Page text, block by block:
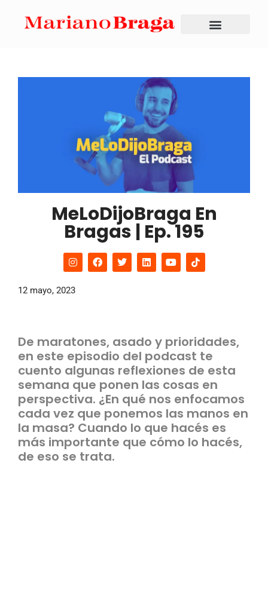
MeLoDijoBraga En
Bragas | Ep. 195
12 mayo, 2023
De maratones, asado y prioridades,
en este episodio del podcast te
cuento algunas reflexiones de esta
semana que ponen las cosas en
perspectiva. ¿En qué nos enfocamos
cada vez que ponemos las manos en
la masa? Cuando lo que hacés es
más importante que cómo lo hacés,
de eso se trata.